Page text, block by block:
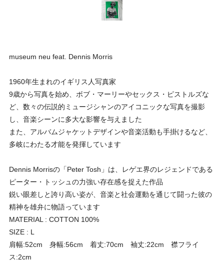
museum neu feat. Dennis Morris
1960年生まれのイギリス人写真家
9歳から写真を始め、ボブ・マーリーやセックス・ピストルズな
ど、数々の伝説的ミュージシャンのアイコニックな写真を撮影
し、音楽シーンに多大な影響を与えました
また、アルバムジャケットデザインや音楽活動も手掛けるなど、
多岐にわたる才能を発揮しています
Dennis Morrisの「Peter Tosh」は、レゲエ界のレジェンドである
ピーター・トッシュの力強い存在感を捉えた作品
鋭い眼差しと誇り高い姿が、音楽と社会運動を通じて闘った彼の
精神を雄弁に物語っています
MATERIAL : COTTON 100%
SIZE : L
肩幅:52cm 身幅:56cm 着丈:70cm 袖丈:22cm 襟フライ
ス:2cm